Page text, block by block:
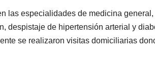
las especialidades de medicina
despistaje de hipertensión arterial y
se realizaron visitas domiciliarias